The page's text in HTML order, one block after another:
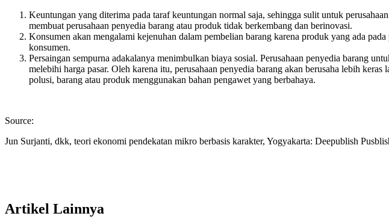
Keuntungan yang diterima pada taraf keuntungan normal saja, sehingga sulit untuk
membuat perusahaan penyedia barang atau produk tidak berkembang dan berinovasi.
Konsumen akan mengalami kejenuhan dalam pembelian barang karena produk yang ada
konsumen.
Persaingan sempurna adakalanya menimbulkan biaya sosial. Perusahaan penyedia barang
melebihi harga pasar. Oleh karena itu, perusahaan penyedia barang akan berusaha lebih
polusi, barang atau produk menggunakan bahan pengawet yang berbahaya.
Source:
Jun Surjanti, dkk, teori ekonomi pendekatan mikro berbasis karakter, Yogyakarta: Deepublish
Artikel Lainnya